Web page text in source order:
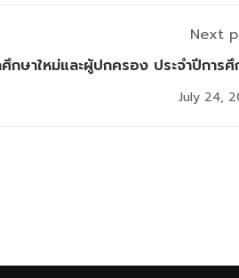
Next
ษาใหม่และผู้ปกครอง ประจำปีการศึก
July 24,